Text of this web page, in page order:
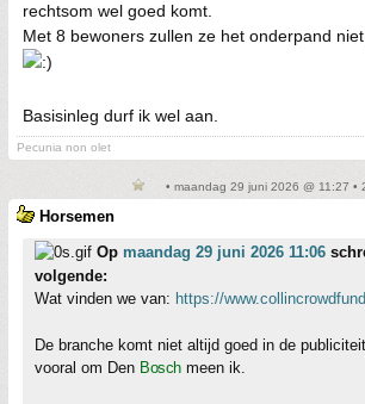
rechtsom wel goed komt.
Met 8 bewoners zullen ze het onderpand
Basisinleg durf ik wel aan.
Pecunia non olet
• maandag 29 juni 2026 @ 11:27 •
Horsemen
Op maandag 29 juni 2026 11:06
volgende:
Wat vinden we van: https://
De branche komt niet altijd goed in de
vooral om Den Boschmeen ik.